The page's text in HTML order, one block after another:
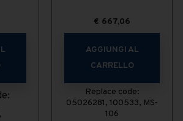
€ 667,06
AGGIUNGI AL
CARRELLO
Replace code:
05026281, 100533, MS-
106